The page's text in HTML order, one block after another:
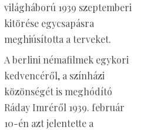
világháború 1939 szeptemberi
kitörése egycsapásra
meghiúsította a terveket.
A berlini némafilmek egykori
kedvencéről, a színházi
közönségét is meghódító
Ráday Imréről 1939. február
10-én azt jelentette a